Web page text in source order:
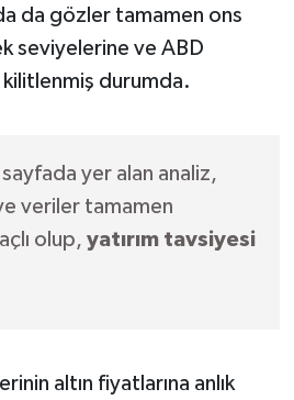
da gözler tamamen ons
seviyelerine ve ABD
durumda.
sayfada yer alan analiz,
veriler tamamen
olup, yatırım tavsiyesi
altın fiyatlarına anlık